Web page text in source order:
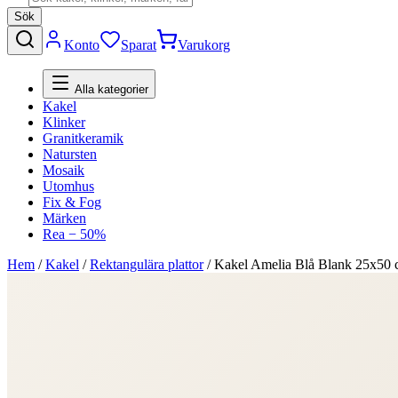
Sök
Konto Sparat Varukorg
Alla kategorier
Kakel
Klinker
Granitkeramik
Natursten
Mosaik
Utomhus
Fix & Fog
Märken
Rea − 50%
Hem /Kakel /Rektangulära plattor/Kakel Amelia Blå Blank 25x50